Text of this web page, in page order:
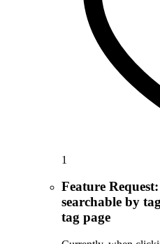
1
Feature
searchable by
tag page